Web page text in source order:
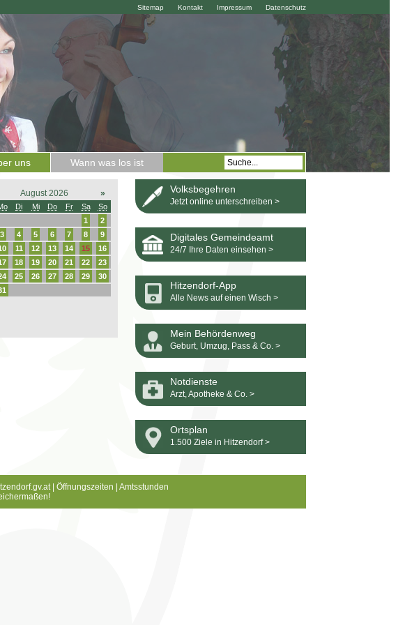
Datenschutz
Impressum
Kontakt
Sitemap
uns Wann was los ist
August 2026 »
Di Mi Do Fr Sa
So
1
2
3 4 5 6 7 8
9
11 12 13 14 15
16
18 19 20 21 22
23
25 26 27 28 29
30
Volksbegehren
Jetzt online unterschreiben >
Digitales Gemeindeamt
24/7 Ihre Daten einsehen >
Hitzendorf-App
Alle News auf einen Wisch >
Mein Behördenweg
Geburt, Umzug, Pass & Co. >
Notdienste
Arzt, Apotheke & Co. >
Ortsplan
1.500 Ziele in Hitzendorf >
| Öffnungszeiten
Amtsstunden